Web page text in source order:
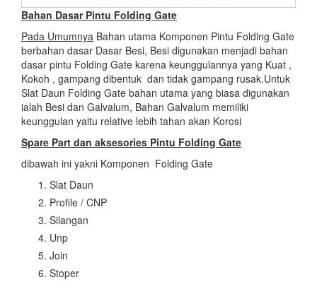
Bahan Dasar Pintu Folding Gate
Pada Umumnya Bahan utama Komponen Pintu Folding Gate
berbahan dasar Dasar Besi, Besi digunakan menjadi bahan
dasar pintu Folding Gate karena keunggulannya yang Kuat ,
Kokoh , gampang dibentuk dan tidak gampang rusak.Untuk
Slat Daun Folding Gate bahan utama yang biasa digunakan
ialah Besi dan Galvalum, Bahan Galvalum memiliki
keunggulan yaitu relative lebih tahan akan Korosi
Spare Part dan aksesories Pintu Folding Gate
dibawah ini yakni Komponen Folding Gate
Slat Daun
Profile / CNP
Silangan
Unp
Join
Stoper